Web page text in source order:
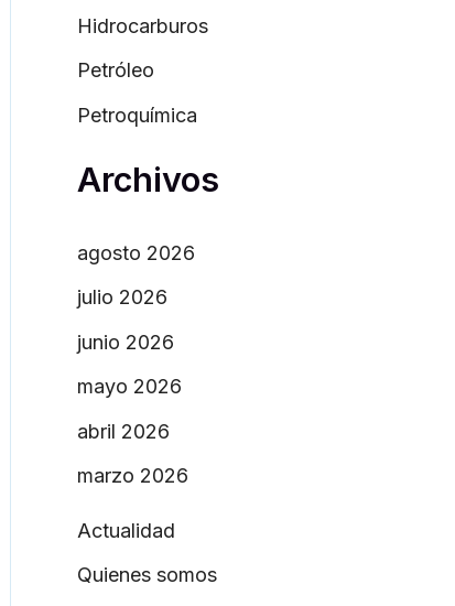
Hidrocarburos
Petróleo
Petroquímica
Archivos
agosto 2026
julio 2026
junio 2026
mayo 2026
abril 2026
marzo 2026
Actualidad
Quienes somos